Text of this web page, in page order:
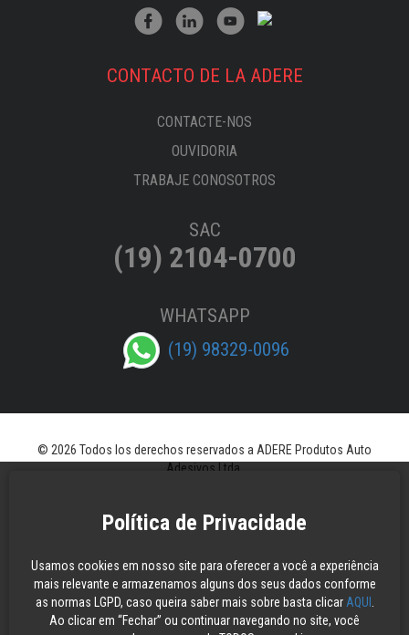
CONTACTO DE LA ADERE
CONTACTE-NOS
OUVIDORIA
TRABAJE CONOSOTROS
SAC
(19) 2104-0700
WHATSAPP
(19) 98329-0096
Política de Privacidade
Usamos cookies em nosso site para oferecer a você a experiência
mais relevante e armazenamos alguns dos seus dados conforme
as normas LGPD, caso queira saber mais sobre basta clicar AQUI
Ao clicar em “Fechar” ou continuar navegando no site, você
© 2026 Todos los derechos reservados a ADERE Produtos Auto
Adesivos Ltda.